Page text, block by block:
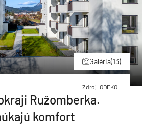
Galéria(13)
Zdroj: ODEKO
Ružomberka.
komfort